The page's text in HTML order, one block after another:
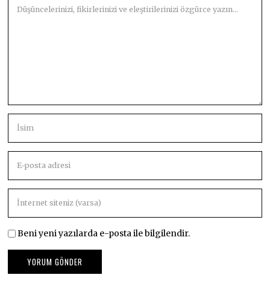
Beni yeni yazılarda e-posta ile bilgilendir.